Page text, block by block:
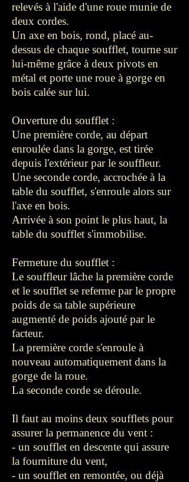
relevés à l'aide d'une roue munie de
deux cordes.
Un axe en bois, rond, placé au-
dessus de chaque soufflet, tourne sur
lui-même grâce à deux pivots en
métal et porte une roue à gorge en
bois calée sur lui.
Ouverture du soufflet :
Une première corde, au départ
enroulée dans la gorge, est tirée
depuis l'extérieur par le souffleur.
Une seconde corde, accrochée à la
table du soufflet, s'enroule alors sur
l'axe en bois.
Arrivée à son point le plus haut, la
table du soufflet s'immobilise.
Fermeture du soufflet :
Le souffleur lâche la première corde
et le soufflet se referme par le propre
poids de sa table supérieure
augmenté de poids ajouté par le
facteur.
La première corde s'enroule à
nouveau automatiquement dans la
gorge de la roue.
La seconde corde se déroule.
Il faut au moins deux soufflets pour
assurer la permanence du vent :
- un soufflet en descente qui assure
la fourniture du vent,
- un soufflet en remontée, ou déjà